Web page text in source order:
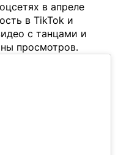
в апреле
в TikTok и
с танцами и
просмотров.